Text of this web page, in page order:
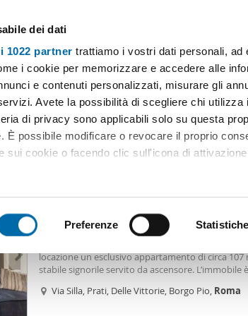
dei dati
1022 partner trattiamo i vostri dati personali,
i cookie per memorizzare e accedere alle
e contenuti personalizzati, misurare gli
Avete la possibilità di scegliere chi
di privacy sono applicabili solo su questa
È possibile modificare o revocare il proprio
sui cookie o facendo clic sull'icona di
il tuo dispositivo, scansionandolo attivamente
digitali).
come vengono elaborati i tuoi dati personali e
modificare o ritirare il tuo consenso in qualsiasi
cookie per personalizzare contenuti ed annunci,
Preferenze Statistiche
Scegli la zona Prezzo Superficie Locali
Appartamenti affitto piana del sole roma Roma
(846 immobili)
Appartamento arredato Prati, delle vittorie,
locazione un esclusivo appartamento di circa
stabile signorile servito da ascensore.
soli tre mesi, viene proposto completamente
Via Silla, Prati, Delle Vittorie, Borgo Pio, Roma